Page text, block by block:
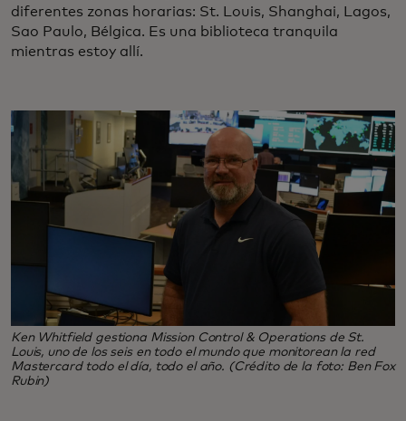
diferentes zonas horarias: St. Louis, Shanghai, Lagos,
Sao Paulo, Bélgica. Es una biblioteca tranquila
mientras estoy allí.
Ken Whitfield gestiona Mission Control & Operations de St.
Louis, uno de los seis en todo el mundo que monitorean la red
Mastercard todo el día, todo el año. (Crédito de la foto: Ben Fox
Rubin)